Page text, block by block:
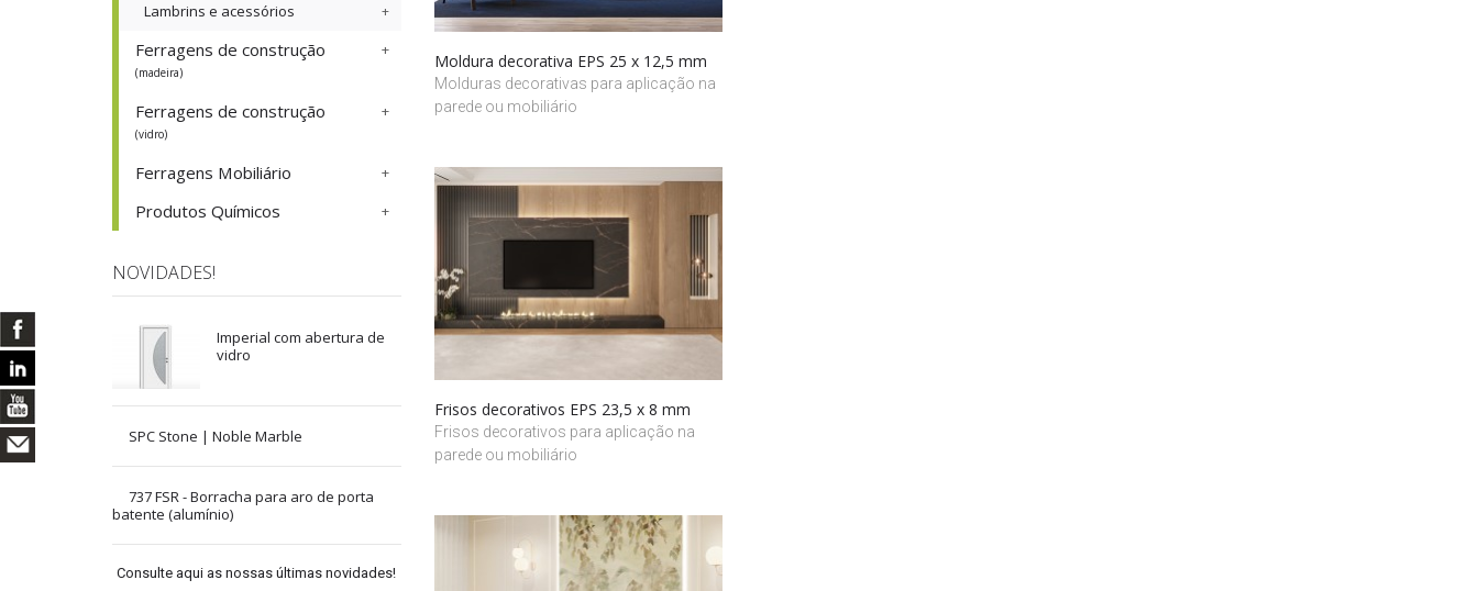
Lambrins e acessórios
Ferragens de construção
(madeira)
Ferragens de construção
(vidro)
Ferragens Mobiliário
Produtos Químicos
NOVIDADES!
Imperial com abertura de
vidro
SPC Stone | Noble Marble
737 FSR - Borracha para aro de porta
batente (alumínio)
Consulte aqui as nossas últimas novidades!
Moldura decorativa EPS 25 x 12,5 mm
Molduras decorativas para aplicação na
parede ou mobiliário
Frisos decorativos EPS 23,5 x 8 mm
Frisos decorativos para aplicação na
parede ou mobiliário